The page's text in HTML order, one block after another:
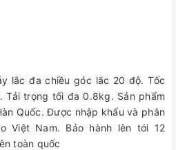
lắc đa chiều góc lắc 20 độ. Tốc
trọng tối đa 0.8kg. Sản phẩm
Quốc. Được nhập khẩu và phân
Việt Nam. Bảo hành lên tới 12
toàn quốc